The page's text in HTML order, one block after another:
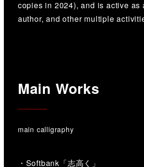
copies in 2024), and is active as
author, and other multiple
Main Works
main calligraphy
・Softbank「志高く」